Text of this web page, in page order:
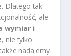
Dlatego tak
ale
wymiar i
, nie tylko
nadajemy